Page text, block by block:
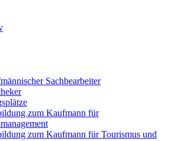
Sachbearbeiter
zum Kaufmann für
zum Kaufmann für Tourismus und